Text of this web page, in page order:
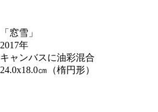
「窓雪」
2017年
キャンバスに油彩混合
24.0x18.0㎝（楕円形）